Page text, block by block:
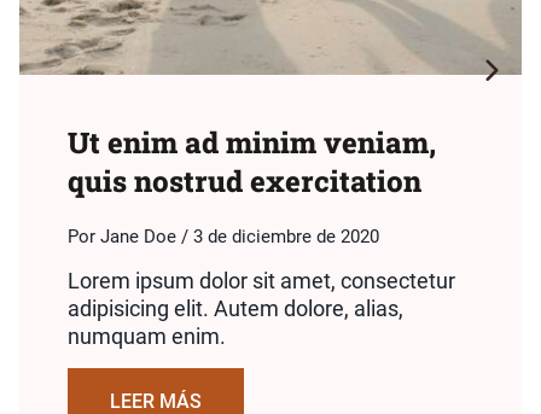
Ut enim ad minim veniam,
quis nostrud exercitation
Por Jane Doe / 3 de diciembre de 2020
Lorem ipsum dolor sit amet, consectetur
adipisicing elit. Autem dolore, alias,
numquam enim.
LEER MÁS